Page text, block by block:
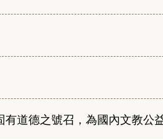
有道德之號召，為國內文教公